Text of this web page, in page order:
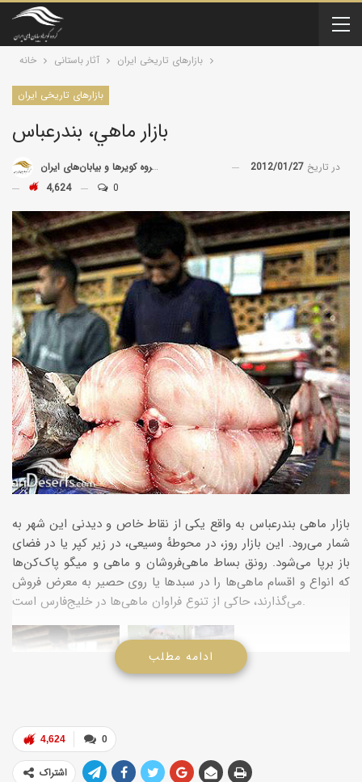
خانه آثار باستانی بازارهای تاریخی ایران
بازارهای تاریخی ایران
بازار ماهي، بندرعباس
توسط گروه کویرها و بیابان‌های ایران در تاریخ 2012/01/27
4,624
0
بازار ماهى بندرعباس به واقع یکى از نقاط خاص و دیدنى این شهر به
شمار مى‌رود. این بازار روز، در محوطهٔ وسیعى، در زیر کپر یا در فضاى
باز برپا مى‌شود. رونق بساط ماهى‌فروشان و ماهى و میگو پاک‌کن‌ها
که انواع و اقسام ماهى‌ها را در سبدها یا روى حصیر به معرض فروش
مى‌گذارند، حاکى از تنوع فراوان ماهى‌ها در خلیج‌فارس است.
ادامه مطلب
0
4,624
اشتراک